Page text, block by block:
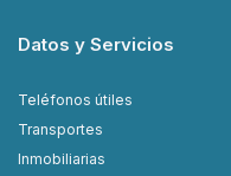
Datos y Servicios
Teléfonos útiles
Transportes
Inmobiliarias